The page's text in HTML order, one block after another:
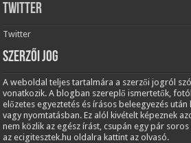
Twitter
Twitter
Szerzői jog
A weboldal teljes tartalmára a szerzői jogról
vonatkozik. A blogban szereplő ismertetők,
előzetes egyeztetés és írásos beleegyezés után
vagy nyomtatásban. Ez alól kivételt képeznek
nem közlik az egész írást, csupán egy pár
az ecigitesztek.hu oldalra kattint az olvasó.